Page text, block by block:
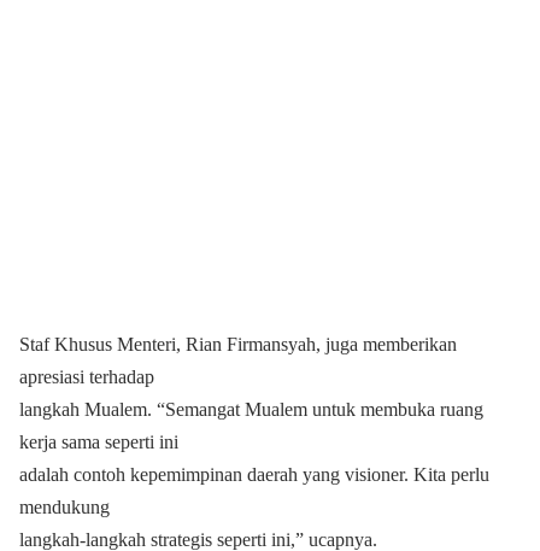
Staf Khusus Menteri, Rian Firmansyah, juga memberikan
apresiasi terhadap
langkah Mualem. “Semangat Mualem untuk membuka ruang
kerja sama seperti ini
adalah contoh kepemimpinan daerah yang visioner. Kita perlu
mendukung
langkah-langkah strategis seperti ini,” ucapnya.